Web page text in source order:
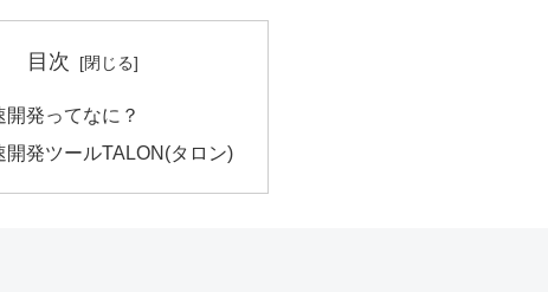
目次
開発ってなに？
開発ツール TALON(タロン)